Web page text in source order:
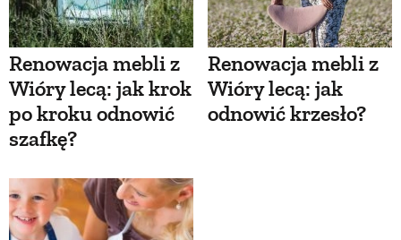
Renowacja mebli z
Wióry lecą: jak krok
po kroku odnowić
szafkę?
Renowacja mebli z
Wióry lecą: jak
odnowić krzesło?